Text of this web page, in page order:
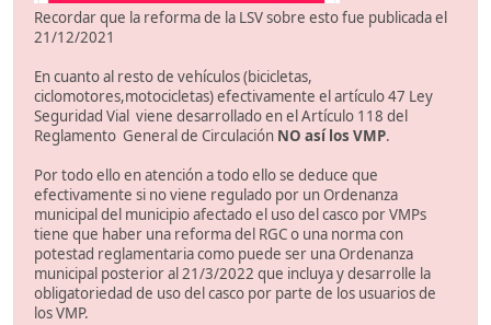
Recordar que la reforma de la LSV sobre esto fue publicada el
21/12/2021
En cuanto al resto de vehículos (bicicletas,
ciclomotores,motocicletas) efectivamente el artículo 47 Ley
Seguridad Vial viene desarrollado en el Artículo 118 del
Reglamento General de Circulación NO así los VMP.
Por todo ello en atención a todo ello se deduce que
efectivamente si no viene regulado por un Ordenanza
municipal del municipio afectado el uso del casco por VMPs
tiene que haber una reforma del RGC o una norma con
potestad reglamentaria como puede ser una Ordenanza
municipal posterior al 21/3/2022 que incluya y desarrolle la
obligatoriedad de uso del casco por parte de los usuarios de
los VMP.